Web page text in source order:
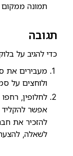
תמונה
תגובה
כדי להגיב על
מעבירים את
ולוחצים על
לחלופין,
אפשר להקליד
להזכיר את
לשאלה, להצעה